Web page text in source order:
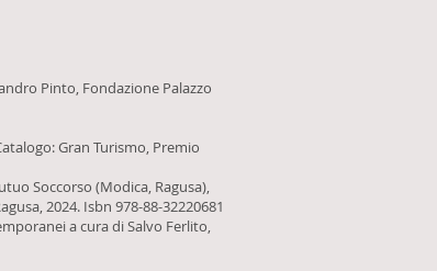
Pinto, Fondazione Palazzo
Gran Turismo, Premio
Soccorso (Modica, Ragusa),
2024. Isbn 978-88-32220681
a cura di Salvo Ferlito,